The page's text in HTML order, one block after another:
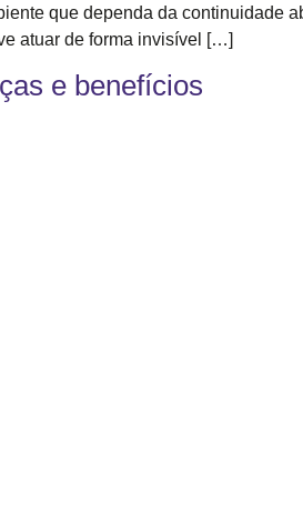
que dependa da continuidade
atuar de forma invisível […]
e benefícios